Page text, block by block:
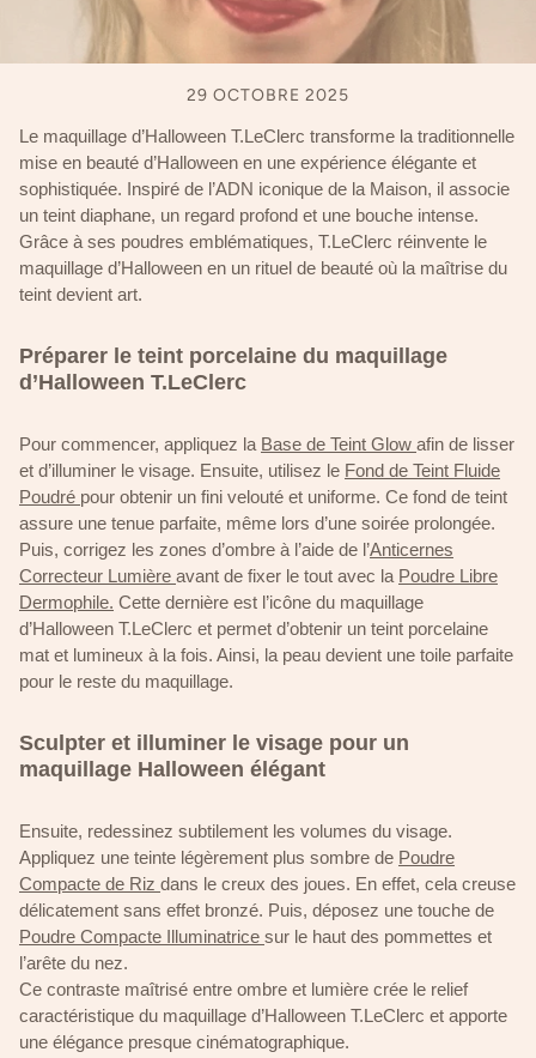
29 OCTOBRE 2025
Le maquillage d’Halloween T.LeClerc transforme la traditionnelle
mise en beauté d’Halloween en une expérience élégante et
sophistiquée. Inspiré de l’ADN iconique de la Maison, il associe
un teint diaphane, un regard profond et une bouche intense.
Grâce à ses poudres emblématiques, T.LeClerc réinvente le
maquillage d’Halloween en un rituel de beauté où la maîtrise du
teint devient art.
Préparer le teint porcelaine du maquillage
d’Halloween T.LeClerc
Pour commencer, appliquez la Base de Teint Glow afin de lisser
et d’illuminer le visage. Ensuite, utilisez le Fond de Teint Fluide
Poudré pour obtenir un fini velouté et uniforme. Ce fond de teint
assure une tenue parfaite, même lors d’une soirée prolongée.
Puis, corrigez les zones d’ombre à l’aide de l’Anticernes
Correcteur Lumière avant de fixer le tout avec la Poudre Libre
Dermophile. Cette dernière est l’icône du maquillage
d’Halloween T.LeClerc et permet d’obtenir un teint porcelaine
mat et lumineux à la fois. Ainsi, la peau devient une toile parfaite
pour le reste du maquillage.
Sculpter et illuminer le visage pour un
maquillage Halloween élégant
Ensuite, redessinez subtilement les volumes du visage.
Appliquez une teinte légèrement plus sombre de Poudre
Compacte de Riz dans le creux des joues. En effet, cela creuse
délicatement sans effet bronzé. Puis, déposez une touche de
Poudre Compacte Illuminatrice sur le haut des pommettes et
l’arête du nez.
Ce contraste maîtrisé entre ombre et lumière crée le relief
caractéristique du maquillage d’Halloween T.LeClerc et apporte
une élégance presque cinématographique.